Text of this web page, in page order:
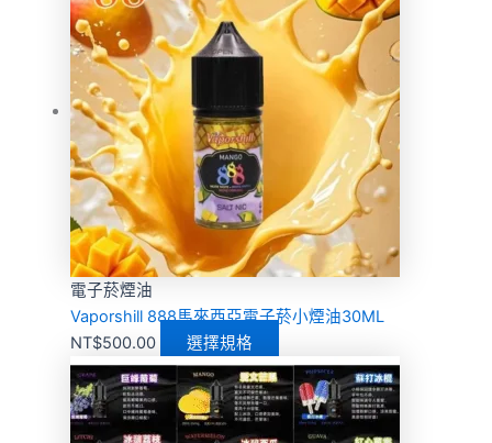
電子菸煙油
Vaporshill 888馬來西亞電子菸小煙油30ML
NT$500.00 選擇規格